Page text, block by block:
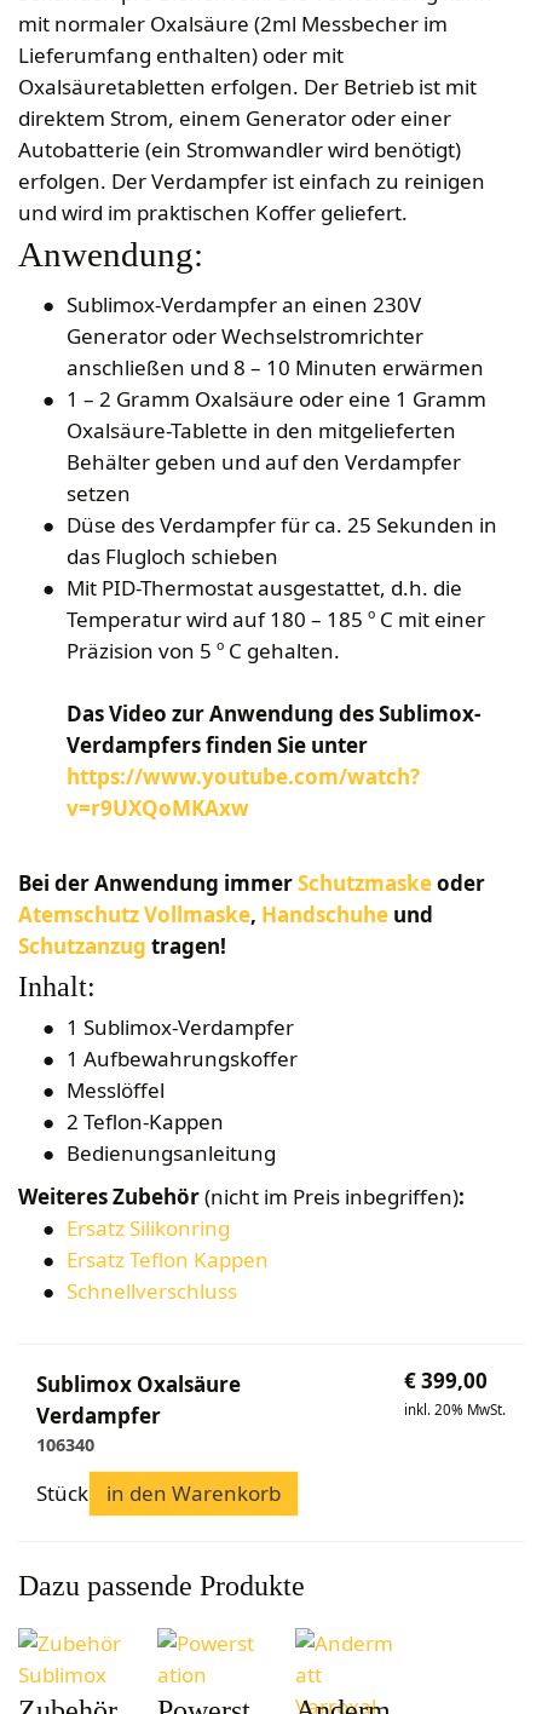
Wabenhonigwelt
Rähmchen & Zubehör
Diverses
Lagerung
Pollenernte
Stockwaagen
Bienenluft
Fachliteratur
Imkerei
Bienengesundheit
Bienenweide
Honig & Bienenprodukte
Königinnenzucht
Diverse Fachliteratur
Mundhygiene
Geschenke/Diverses
mit normaler Oxalsäure (2ml Messbecher im
Lieferumfang enthalten) oder mit
Oxalsäuretabletten erfolgen. Der Betrieb ist mit
direktem Strom, einem Generator oder einer
Autobatterie (ein Stromwandler wird benötigt)
erfolgen. Der Verdampfer ist einfach zu reinigen
und wird im praktischen Koffer geliefert.
Anwendung:
Sublimox-Verdampfer an einen 230V
Generator oder Wechselstromrichter
anschließen und 8 – 10 Minuten erwärmen
1 – 2 Gramm Oxalsäure oder eine 1 Gramm
Oxalsäure-Tablette in den mitgelieferten
Behälter geben und auf den Verdampfer
setzen
Düse des Verdampfer für ca. 25 Sekunden in
das Flugloch schieben
Mit PID-Thermostat ausgestattet, d.h. die
Temperatur wird auf 180 – 185 º C mit einer
Präzision von 5 º C gehalten.
Das Video zur Anwendung des Sublimox-
Verdampfers finden Sie unter
https://www.youtube.com/watch?
v=r9UXQoMKAxw
Bei der Anwendung immerSchutzmaskeoder
Atemschutz Vollmaske, Handschuhe und
Schutzanzug tragen!
Inhalt:
1 Sublimox-Verdampfer
1 Aufbewahrungskoffer
Messlöffel
2 Teflon-Kappen
Bedienungsanleitung
Weiteres Zubehör(nicht im Preis inbegriffen):
Ersatz Silikonring
Ersatz Teflon Kappen
Schnellverschluss
Sublimox Oxalsäure
Verdampfer
106340
€399,00
inkl. 20% MwSt.
Stück in den Warenkorb
Dazu passende Produkte